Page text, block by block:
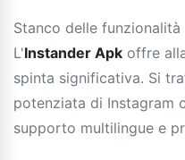
Stanco delle
L'Instander Apk offre
spinta significativa. Si
potenziata di Instagram
supporto multilingue e